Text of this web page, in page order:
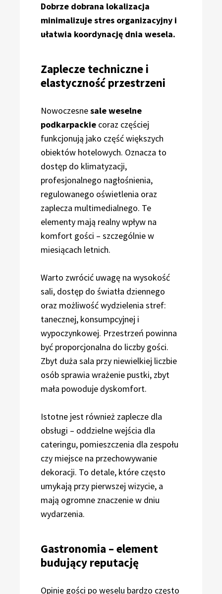
Dobrze dobrana lokalizacja
minimalizuje stres organizacyjny i
ułatwia koordynację dnia wesela.
Zaplecze techniczne i
elastyczność przestrzeni
Nowoczesnesale weselne
podkarpackie coraz częściej
funkcjonują jako część większych
obiektów hotelowych. Oznacza to
dostęp do klimatyzacji,
profesjonalnego nagłośnienia,
regulowanego oświetlenia oraz
zaplecza multimedialnego. Te
elementy mają realny wpływ na
komfort gości – szczególnie w
miesiącach letnich.
Warto zwrócić uwagę na wysokość
sali, dostęp do światła dziennego
oraz możliwość wydzielenia stref:
tanecznej, konsumpcyjnej i
wypoczynkowej. Przestrzeń powinna
być proporcjonalna do liczby gości.
Zbyt duża sala przy niewielkiej liczbie
osób sprawia wrażenie pustki, zbyt
mała powoduje dyskomfort.
Istotne jest również zaplecze dla
obsługi – oddzielne wejścia dla
cateringu, pomieszczenia dla zespołu
czy miejsce na przechowywanie
dekoracji. To detale, które często
umykają przy pierwszej wizycie, a
mają ogromne znaczenie w dniu
wydarzenia.
Gastronomia – element
budujący reputację
Opinie gości po weselu bardzo często